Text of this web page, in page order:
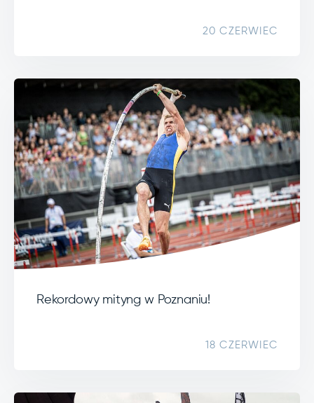
20 CZERWIEC
Rekordowy mityng w Poznaniu!
18 CZERWIEC